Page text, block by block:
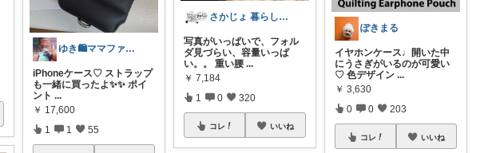
ゆき🛍️ママファッション♡
iPhoneケース♡ ストラップ
も一緒に買ったよ✨✨ ポイ
ント ...
￥ 17,600
1 1 55
さかじょ 暮らしラクROOM
写真がいっぱいで、フォル
ダ見づらい、容量いっぱ
い。。 重い腰 ...
￥ 7,184
1 0 320
コレ いいね
ぽきまる
イヤホンケース♩開いた中
にうさぎがいるのが可愛い
♡ 色デザイン ...
￥ 3,630
0 0 203
コレ いいね